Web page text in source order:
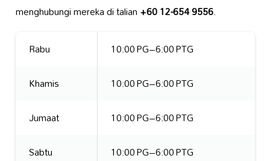
menghubungi mereka di talian+60 12-654 9556.
Rabu
10:00 PG–6:00 PTG
Khamis
10:00 PG–6:00 PTG
Jumaat
10:00 PG–6:00 PTG
Sabtu
10:00 PG–6:00 PTG